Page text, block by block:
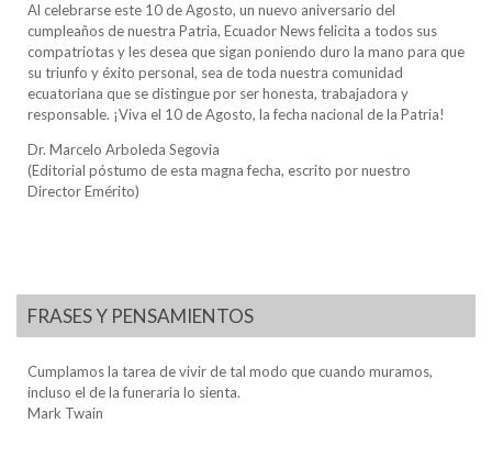
Al celebrarse este 10 de Agosto, un nuevo aniversario del
cumpleaños de nuestra Patria, Ecuador News felicita a todos sus
compatriotas y les desea que sigan poniendo duro la mano para que
su triunfo y éxito personal, sea de toda nuestra comunidad
ecuatoriana que se distingue por ser honesta, trabajadora y
responsable. ¡Viva el 10 de Agosto, la fecha nacional de la Patria!
Dr. Marcelo Arboleda Segovia
(Editorial póstumo de esta magna fecha, escrito por nuestro
Director Emérito)
FRASES Y PENSAMIENTOS
Cumplamos la tarea de vivir de tal modo que cuando muramos,
incluso el de la funeraria lo sienta.
Mark Twain